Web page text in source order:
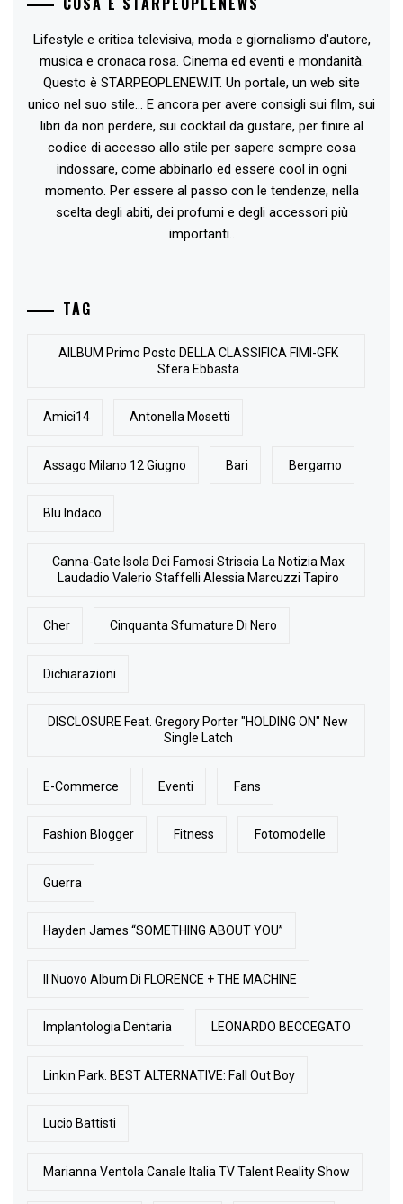
Lifestyle e critica televisiva, moda e giornalismo d'autore,
musica e cronaca rosa. Cinema ed eventi e mondanità.
Questo è STARPEOPLENEW.IT. Un portale, un web site
unico nel suo stile... E ancora per avere consigli sui film, sui
libri da non perdere, sui cocktail da gustare, per finire al
codice di accesso allo stile per sapere sempre cosa
indossare, come abbinarlo ed essere cool in ogni
momento. Per essere al passo con le tendenze, nella
scelta degli abiti, dei profumi e degli accessori più
importanti..
TAG
AlLBUM Primo Posto DELLA CLASSIFICA FIMI-GFK
Sfera Ebbasta
Amici14 Antonella Mosetti
Assago Milano 12 Giugno Bari Bergamo
Blu Indaco
Canna-Gate Isola Dei Famosi Striscia La Notizia Max
Laudadio Valerio Staffelli Alessia Marcuzzi Tapiro
Cher Cinquanta Sfumature Di Nero
Dichiarazioni
DISCLOSURE Feat. Gregory Porter "HOLDING ON" New
Single Latch
E-Commerce Eventi Fans
Fashion Blogger Fitness Fotomodelle
Guerra
Hayden James “SOMETHING ABOUT YOU”
Il Nuovo Album Di FLORENCE + THE MACHINE
Implantologia Dentaria LEONARDO BECCEGATO
Linkin Park. BEST ALTERNATIVE: Fall Out Boy
Lucio Battisti
Marianna Ventola Canale Italia TV Talent Reality Show